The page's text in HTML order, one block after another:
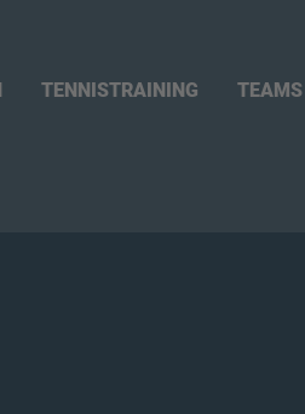
TENNISTRAINING TEAMS